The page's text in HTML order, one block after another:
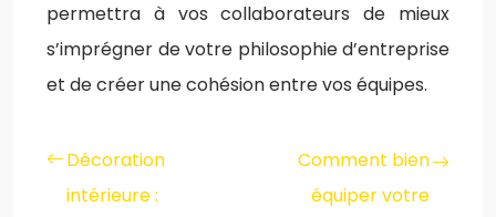
permettra à vos collaborateurs de mieux
s’imprégner de votre philosophie d’entreprise
et de créer une cohésion entre vos équipes.
Décoration
intérieure :
Comment bien
équiper votre